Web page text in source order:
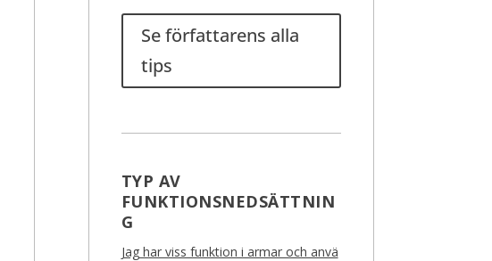
Se författarens alla
tips
TYP AV
FUNKTIONSNEDSÄTTNIN
G
Jag har viss funktion i armar och anvä